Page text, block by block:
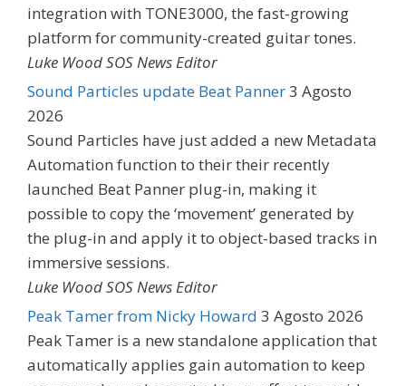
integration with TONE3000, the fast-growing
platform for community-created guitar tones.
Luke Wood SOS News Editor
Sound Particles update Beat Panner3 Agosto
2026
Sound Particles have just added a new Metadata
Automation function to their their recently
launched Beat Panner plug-in, making it
possible to copy the ‘movement’ generated by
the plug-in and apply it to object-based tracks in
immersive sessions.
Luke Wood SOS News Editor
Peak Tamer from Nicky Howard 3 Agosto 2026
Peak Tamer is a new standalone application that
automatically applies gain automation to keep